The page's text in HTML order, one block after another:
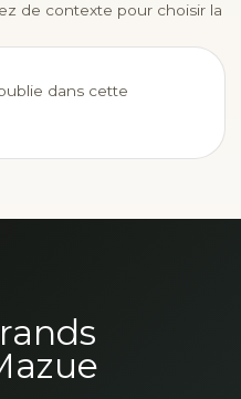
de contexte pour choisir la
dans cette